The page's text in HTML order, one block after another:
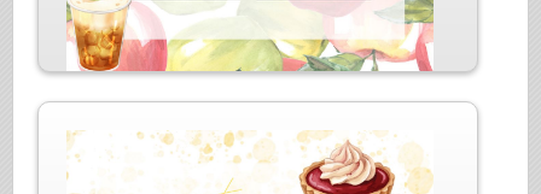
給与：時給1600円+交全給